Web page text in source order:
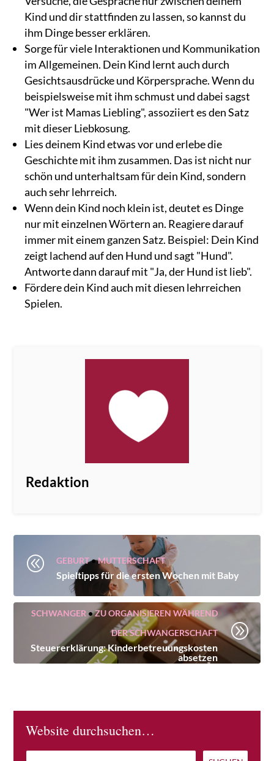
Kind und dir stattfinden zu lassen, so kannst du
ihm Dinge besser erklären.
Sorge für viele Interaktionen und Kommunikation
im Allgemeinen. Dein Kind lernt auch durch
Gesichtsausdrücke und Körpersprache. Wenn du
beispielsweise mit ihm schmust und dabei sagst
"Wer ist Mamas Liebling", assoziiert es den Satz
mit dieser Liebkosung.
Lies deinem Kind etwas vor und erlebe die
Geschichte mit ihm zusammen. Das ist nicht nur
schön und unterhaltsam für dein Kind, sondern
auch sehr lehrreich.
Wenn dein Kind noch klein ist, deutet es Dinge
nur mit einzelnen Wörtern an. Reagiere darauf
immer mit einem ganzen Satz. Beispiel: Dein Kind
zeigt lachend auf den Hund und sagt "Hund".
Antworte dann darauf mit "Ja, der Hund ist lieb".
Fördere dein Kind auch mit diesen lehrreichen
Spielen.
Redaktion
@ GEBURT•MUTTERSCHAFT
Spieltipps für die ersten Wochen mit Baby
SCHWANGER •ZU ORGANISIEREN WÄHREND
DER SCHWANGERSCHAFT
Steuererklärung: Kinderbetreuungskosten
absetzen
A
Website durchsuchen…